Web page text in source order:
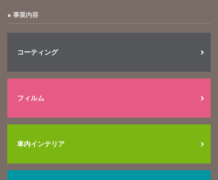
事業内容
コーティング
フィルム
車内インテリア